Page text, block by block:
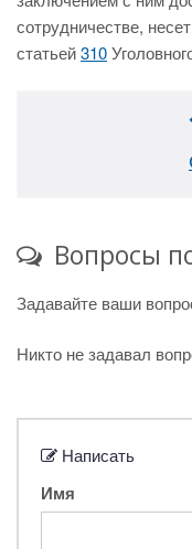
сотрудничестве,
статьей310
Вопросы
Задавайте ваши
Никто не задавал
Написать
Имя